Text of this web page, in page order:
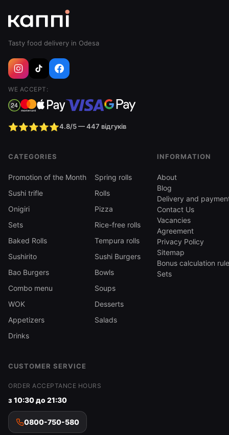
Tasty food delivery in Odesa
WE ACCEPT:
⭐⭐⭐⭐⭐4.8/5 — 447 відгуків
CATEGORIES
Promotion of the Month
Spring rolls
Sushi trifle
Rolls
Onigiri
Pizza
Sets
Rice-free rolls
Baked Rolls
Tempura rolls
Sushirito
Sushi Burgers
Bao Burgers
Bowls
Combo menu
Soups
WOK
Desserts
Appetizers
Salads
Drinks
INFORMATION
About
Blog
Delivery and
Contact Us
Vacancies
Agreement
Privacy Policy
Sitemap
Bonus calculation
Sets
CUSTOMER SERVICE
ORDER ACCEPTANCE HOURS
з 10:30 до 21:30
0800-750-580